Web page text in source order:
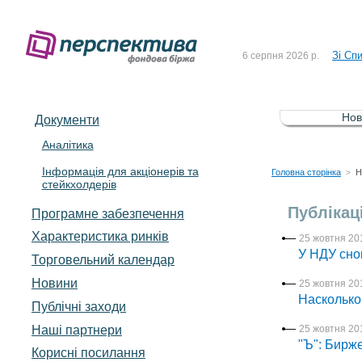
До
6 серпня 2026 р. Зі
5 серпня 2026 р. Зі
4 серпня 2026 р. До
Документи
Аналітика
Інформація для акціонерів та
стейкхолдерів
Програмне забезпечення
Характеристика pинків
Торговельний календар
Новини
Публічні заходи
Наші партнери
Корисні посилання
Головна сторінка >
25 жовтня
У НДУ
25 жовтня
25 жовтня
"Ъ":